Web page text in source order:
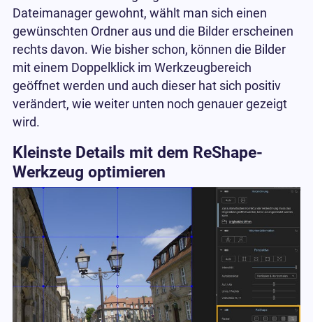
Dateimanager gewohnt, wählt man sich einen
gewünschten Ordner aus und die Bilder erscheinen
rechts davon. Wie bisher schon, können die Bilder
mit einem Doppelklick im Werkzeugbereich
geöffnet werden und auch dieser hat sich positiv
verändert, wie weiter unten noch genauer gezeigt
wird.
Kleinste Details mit dem ReShape-
Werkzeug optimieren